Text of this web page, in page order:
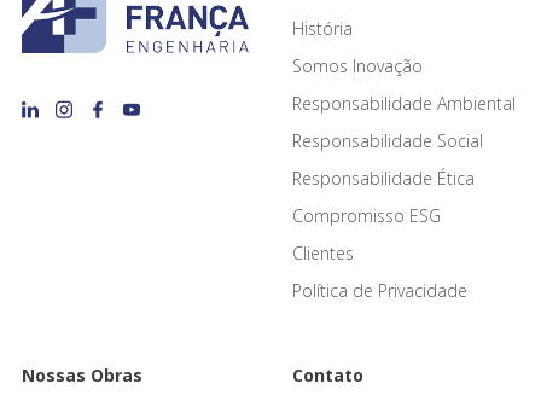
História
Somos Inovação
Responsabilidade Ambiental
Responsabilidade Social
Responsabilidade Ética
Compromisso ESG
Clientes
Política de Privacidade
Nossas Obras Contato